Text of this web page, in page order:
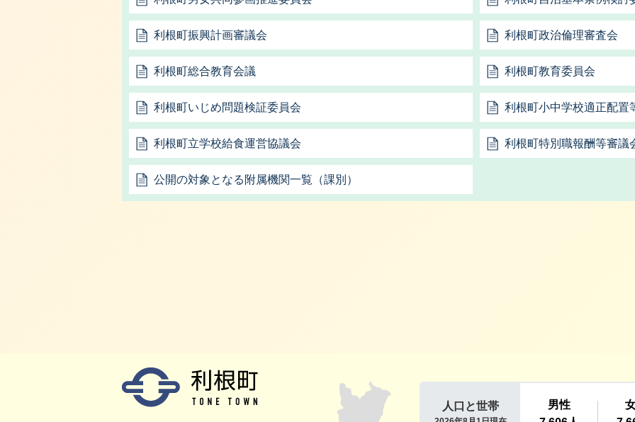
利根町振興計画審議会 利根町政治倫理審査会
利根町総合教育会議 利根町教育委員会
利根町いじめ問題検証委員会 利根町小中学校適正配置
利根町立学校給食運営協議会 利根町特別職報酬等審議
公開の対象となる附属機関一覧（課別）